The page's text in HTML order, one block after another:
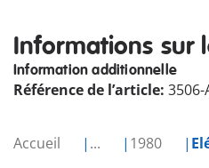
Accueil ... 1980
Informations sur
Information additionnelle
Référence de l’article: 3506-